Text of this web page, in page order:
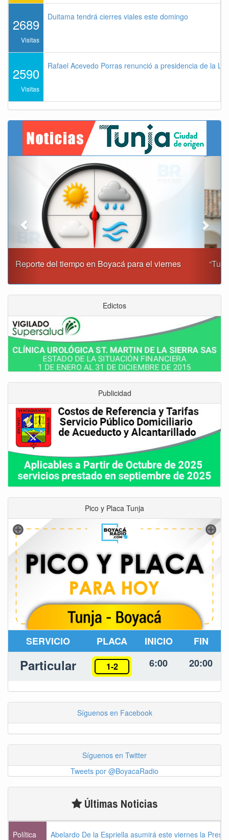
2689
Visitas
Duitama tendrá cierres viales este domingo
2590
Visitas
Rafael Acevedo Porras renunció a presidencia de la
“Tunja nos ha dado demasiado y no podemos fallarle en
Edictos
Publicidad
Pico y Placa Tunja
SERVICIO PLACA INICIO FIN
Particular 1-2 6:00 20:00
Síguenos en Facebook
Síguenos en Twitter
Tweets por @BoyacaRadio
Últimas Noticias
Política Abelardo De la Espriella asumirá este viernes la